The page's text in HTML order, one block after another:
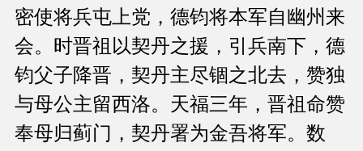
密使将兵屯上党，德钧将本军自幽州来
会。时晋祖以契丹之援，引兵南下，德
钧父子降晋，契丹主尽锢之北去，赞独
与母公主留西洛。天福三年，晋祖命赞
奉母归蓟门，契丹署为金吾将军。数